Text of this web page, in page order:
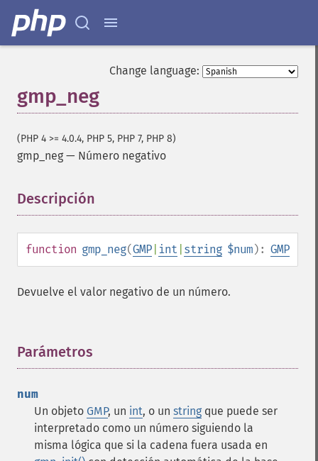
Change language:
gmp_neg
(PHP 4 >= 4.0.4, PHP 5, PHP 7, PHP 8)
gmp_neg — Número negativo
Descripción
function gmp_neg(GMP int string $num): GMP
Devuelve el valor negativo de un número.
Parámetros
num
Un objeto GMP, un int, o un string que puede ser
interpretado como un número siguiendo la
misma lógica que si la cadena fuera usada en